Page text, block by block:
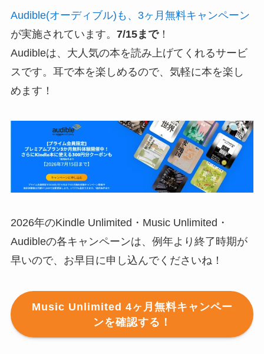
Audible(オーディブル)も、3ヶ月無料キャンペーン
が実施されています。 7/15まで！
Audibleは、大人気の本を読み上げてくれるサービ
スです。耳で本を楽しめるので、気軽に本を楽し
めます！
2026年のKindle Unlimited・Music Unlimited・
Audibleの各キャンペーンは、例年より終了時期が
早いので、お早目に申し込んでくださいね！
Music Unlimited 4ヶ月無料キャンペー
ンを確認する！